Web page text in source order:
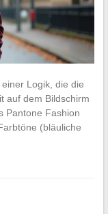
Logik, die die
auf dem Bildschirm
Pantone Fashion
(bläuliche